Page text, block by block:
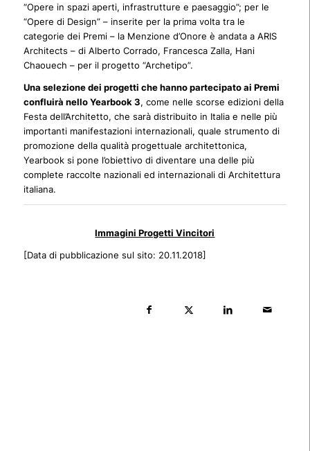
“Opere in spazi aperti, infrastrutture e paesaggio”; per le
“Opere di Design” – inserite per la prima volta tra le
categorie dei Premi – la Menzione d’Onore è andata a ARIS
Architects – di Alberto Corrado, Francesca Zalla, Hani
Chaouech – per il progetto “Archetipo”.
Una selezione dei progetti che hanno partecipato ai Premi
confluirà nello Yearbook 3, come nelle scorse edizioni della
Festa dell’Architetto, che sarà distribuito in Italia e nelle più
importanti manifestazioni internazionali, quale strumento di
promozione della qualità progettuale architettonica,
Yearbook si pone l’obiettivo di diventare una delle più
complete raccolte nazionali ed internazionali di Architettura
italiana.
Immagini Progetti Vincitori
[Data di pubblicazione sul sito: 20.11.2018]